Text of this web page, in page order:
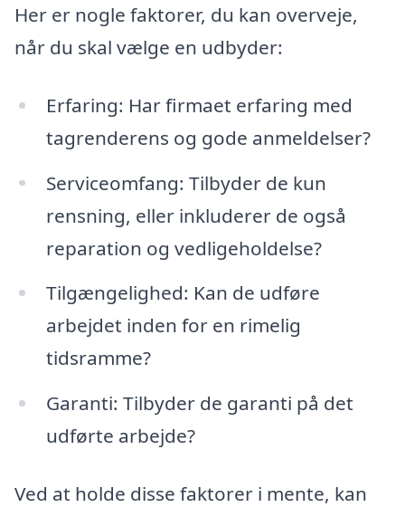
Her er nogle faktorer, du kan overveje,
når du skal vælge en udbyder:
Erfaring: Har firmaet erfaring med
tagrenderens og gode anmeldelser?
Serviceomfang: Tilbyder de kun
rensning, eller inkluderer de også
reparation og vedligeholdelse?
Tilgængelighed: Kan de udføre
arbejdet inden for en rimelig
tidsramme?
Garanti: Tilbyder de garanti på det
udførte arbejde?
Ved at holde disse faktorer i mente, kan